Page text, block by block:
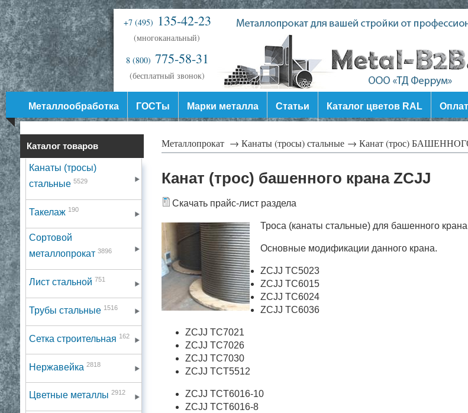
+7 (495) 135-42-23
(многоканальный)
8 (800) 775-58-31
(бесплатный звонок)
Металлообработка ГОСТы Марки металла Статьи Каталог цветов RAL
Каталог товаров
Канаты (тросы)
стальные 5529
Такелаж 190
Сортовой
металлопрокат 3896
Лист стальной 751
Трубы стальные 1516
Сетка строительная 162
Нержавейка 2818
Цветные металлы 2912
Металлопрокат → Канаты (тросы) стальные → Канат (трос)
Канат (трос) башенного крана ZCJJ
Скачать прайс-лист раздела
Троса (канаты стальные) для башенного
Основные модификации данного крана.
ZCJJ TC5023
ZCJJ TC6015
ZCJJ TC6024
ZCJJ TC6036
ZCJJ TC7021
ZCJJ TC7026
ZCJJ TC7030
ZCJJ TCT5512
ZCJJ TCT6016-10
ZCJJ TCT6016-8